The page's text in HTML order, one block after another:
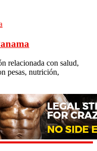
relacionada con salud,
pesas, nutrición,